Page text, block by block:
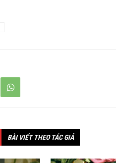
BÀI VIẾT THEO TÁC GIẢ